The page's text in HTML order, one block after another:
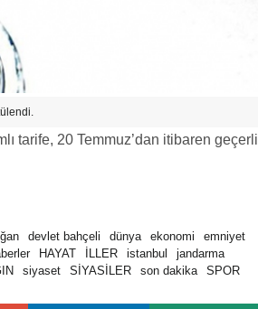
tarife, 20 Temmuz’dan itibaren geçerli
devlet bahçeli dünya ekonomi
emniyet
HAYAT İLLER istanbul
jandarma
siyaset SİYASİLER son dakika
SPOR